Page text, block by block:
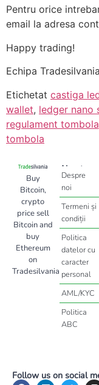
Pentru orice
email la adresa
Happy trading!
Echipa Tradesilvania
Etichetat castiga
wallet, ledger nano
regulament tombola
tombola
Buy
Bitcoin,
crypto
price sell
Bitcoin and
buy
Ethereum
on
Tradesilvania
About
Despre
noi
Termeni și
condiții
Politica
datelor cu
caracter
personal
AML/KYC
Politica
ABC
Follow us on social